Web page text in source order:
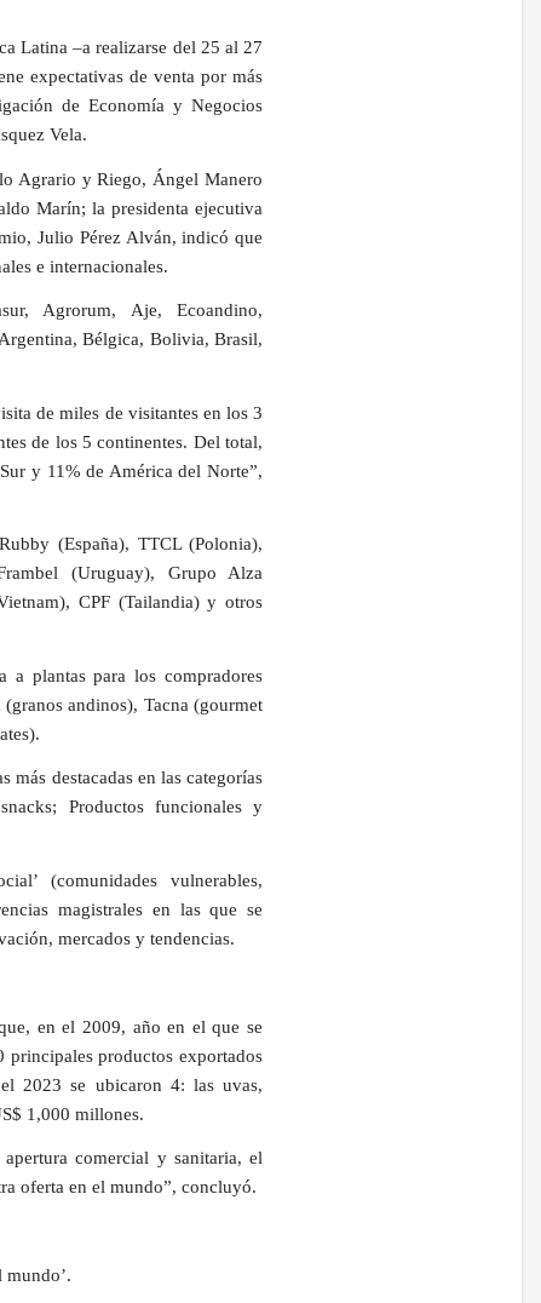
Latina –a realizarse del 25 al 27
expectativas de venta por más
de Economía y Negocios
Vela.
Agrario y Riego, Ángel Manero
Marín; la presidenta ejecutiva
Julio Pérez Alván, indicó que
e internacionales.
Agrorum, Aje, Ecoandino,
Bélgica, Bolivia, Brasil,
de miles de visitantes en los 3
de los 5 continentes. Del total,
y 11% de América del Norte”,
(España), TTCL (Polonia),
(Uruguay), Grupo Alza
CPF (Tailandia) y otros
plantas para los compradores
andinos), Tacna (gourmet
más destacadas en las categorías
Productos funcionales y
(comunidades vulnerables,
magistrales en las que se
mercados y tendencias.
en el 2009, año en el que se
productos exportados
2023 se ubicaron 4: las uvas,
1,000 millones.
comercial y sanitaria, el
oferta en el mundo”, concluyó.
mundo’.